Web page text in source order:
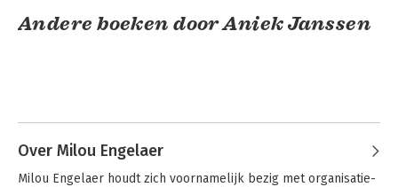
Andere boeken door Aniek Janssen
Over Milou Engelaer
Milou Engelaer houdt zich voornamelijk bezig met organisatie-